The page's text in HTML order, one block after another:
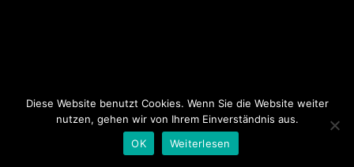
Diese Website benutzt Cookies. Wenn Sie die Website weiter
nutzen, gehen wir von Ihrem Einverständnis aus.
OK
Weiterlesen